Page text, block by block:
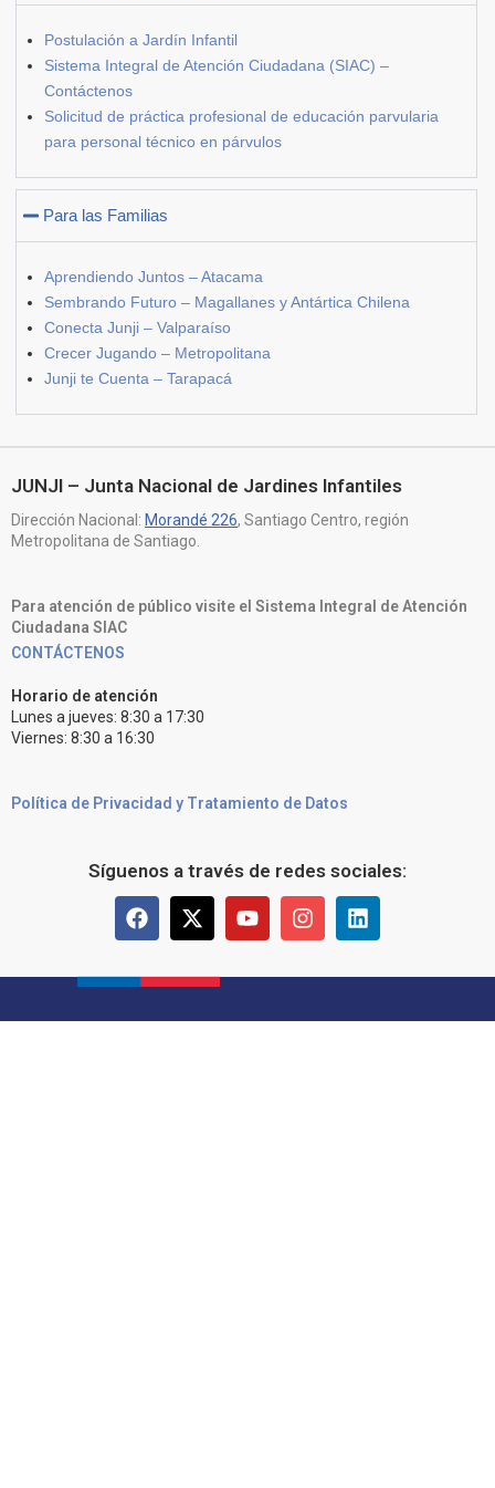
Postulación a Jardín Infantil
Sistema Integral de Atención Ciudadana (SIAC) –
Contáctenos
Solicitud de práctica profesional de educación parvularia
para personal técnico en párvulos
Para las Familias
Aprendiendo Juntos – Atacama
Sembrando Futuro – Magallanes y Antártica Chilena
Conecta Junji – Valparaíso
Crecer Jugando – Metropolitana
Junji te Cuenta – Tarapacá
JUNJI – Junta Nacional de Jardines Infantiles
Dirección Nacional: Morandé 226, Santiago Centro, región
Metropolitana de Santiago.
Para atención de público visite el Sistema Integral de Atención
Ciudadana SIAC
CONTÁCTENOS
Horario de atención
Lunes a jueves: 8:30 a 17:30
Viernes: 8:30 a 16:30
Política de Privacidad y Tratamiento de Datos
Síguenos a través de redes sociales: